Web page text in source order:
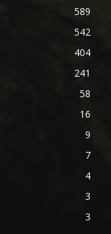
589
542
404
241
58
16
9
7
4
3
3